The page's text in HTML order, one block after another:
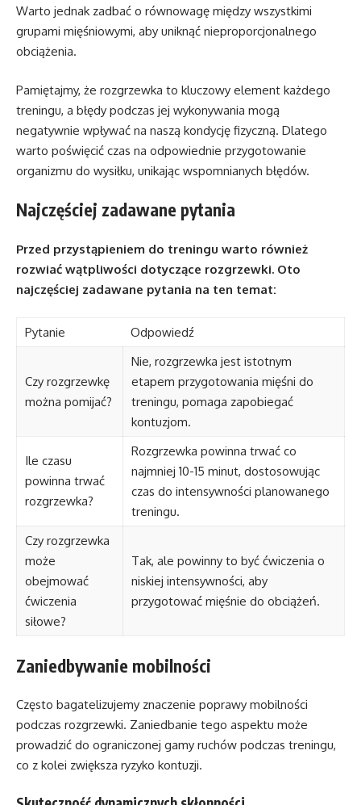
Warto jednak zadbać o równowagę między wszystkimi
grupami mięśniowymi, aby uniknąć nieproporcjonalnego
obciążenia.
Pamiętajmy, że rozgrzewka to kluczowy element każdego
treningu, a błędy podczas jej wykonywania mogą
negatywnie wpływać na naszą kondycję fizyczną. Dlatego
warto poświęcić czas na odpowiednie przygotowanie
organizmu do wysiłku, unikając wspomnianych błędów.
Najczęściej zadawane pytania
Przed przystąpieniem do treningu warto również
rozwiać wątpliwości dotyczące rozgrzewki. Oto
najczęściej zadawane pytania na ten temat:
Pytanie Odpowiedź
Czy rozgrzewkę
można pomijać?
Nie, rozgrzewka jest istotnym
etapem przygotowania mięśni do
treningu, pomaga zapobiegać
kontuzjom.
Ile czasu
powinna trwać
rozgrzewka?
Rozgrzewka powinna trwać co
najmniej 10-15 minut, dostosowując
czas do intensywności planowanego
treningu.
Czy rozgrzewka
może
obejmować
ćwiczenia
siłowe?
Tak, ale powinny to być ćwiczenia o
niskiej intensywności, aby
przygotować mięśnie do obciążeń.
Zaniedbywanie mobilności
Często bagatelizujemy znaczenie poprawy mobilności
podczas rozgrzewki. Zaniedbanie tego aspektu może
prowadzić do ograniczonej gamy ruchów podczas treningu,
co z kolei zwiększa ryzyko kontuzji.